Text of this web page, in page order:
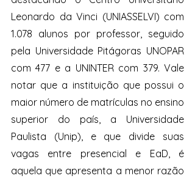
Leonardo da Vinci (UNIASSELVI) com
1.078 alunos por professor, seguido
pela Universidade Pitágoras UNOPAR
com 477 e a UNINTER com 379. Vale
notar que a instituição que possui o
maior número de matrículas no ensino
superior do país, a Universidade
Paulista (Unip), e que divide suas
vagas entre presencial e EaD, é
aquela que apresenta a menor razão